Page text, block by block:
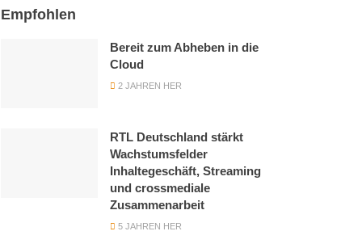
Empfohlen
Bereit zum Abheben in die
Cloud
2 JAHREN HER
RTL Deutschland stärkt
Wachstumsfelder
Inhaltegeschäft, Streaming
und crossmediale
Zusammenarbeit
5 JAHREN HER